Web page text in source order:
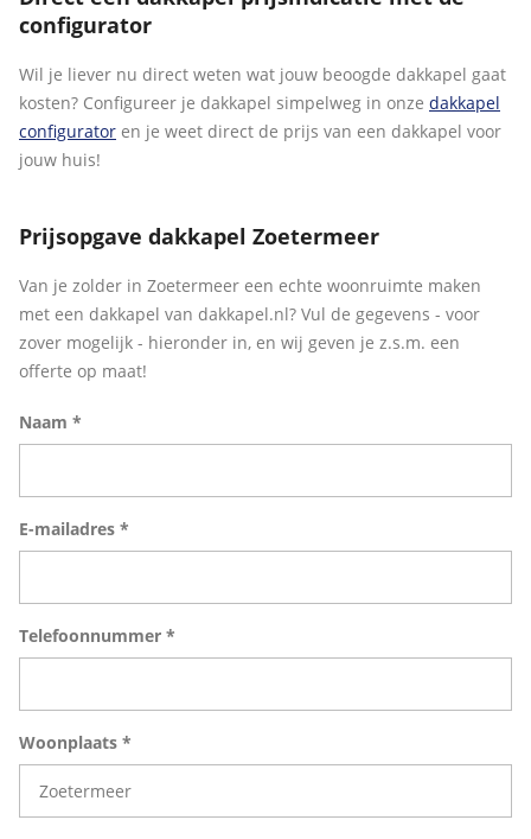
configurator
Wil je liever nu direct weten wat jouw beoogde dakkapel gaat
kosten? Configureer je dakkapel simpelweg in onze dakkapel
configurator en je weet direct de prijs van een dakkapel voor
jouw huis!
Prijsopgave dakkapel Zoetermeer
Van je zolder in Zoetermeer een echte woonruimte maken
met een dakkapel van dakkapel.nl? Vul de gegevens - voor
zover mogelijk - hieronder in, en wij geven je z.s.m. een
offerte op maat!
Naam *
E-mailadres *
Telefoonnummer *
Woonplaats *